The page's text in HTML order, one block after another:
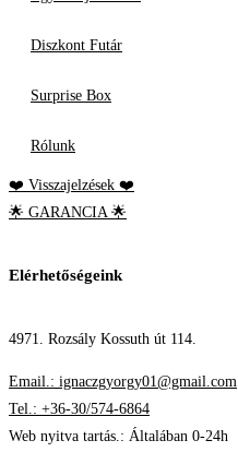
Diszkont Futár
Surprise Box
Rólunk
❤️ Visszajelzések ❤️
🌟 GARANCIA 🌟
Elérhetőségeink
4971. Rozsály Kossuth út 114.
Email.: ignaczgyorgy01@gmail.com
Tel.: +36-30/574-6864
Web nyitva tartás.: Általában 0-24h